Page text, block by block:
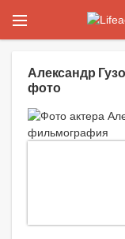
Александр
фото